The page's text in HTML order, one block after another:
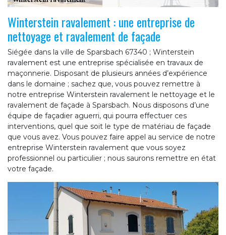
Winterstein ravalement : une entreprise de
nettoyage et ravalement de façade
Siégée dans la ville de Sparsbach 67340 ; Winterstein
ravalement est une entreprise spécialisée en travaux de
maçonnerie. Disposant de plusieurs années d’expérience
dans le domaine ; sachez que, vous pouvez remettre à
notre entreprise Winterstein ravalement le nettoyage et le
ravalement de façade à Sparsbach. Nous disposons d’une
équipe de façadier aguerri, qui pourra effectuer ces
interventions, quel que soit le type de matériau de façade
que vous avez. Vous pouvez faire appel au service de notre
entreprise Winterstein ravalement que vous soyez
professionnel ou particulier ; nous saurons remettre en état
votre façade.